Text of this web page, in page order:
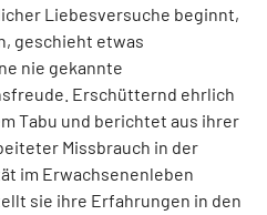
Liebesversuche beginnt,
geschieht etwas
nie gekannte
Erschütternd ehrlich
Tabu und berichtet aus ihrer
Missbrauch in der
im Erwachsenenleben
sie ihre Erfahrungen in den